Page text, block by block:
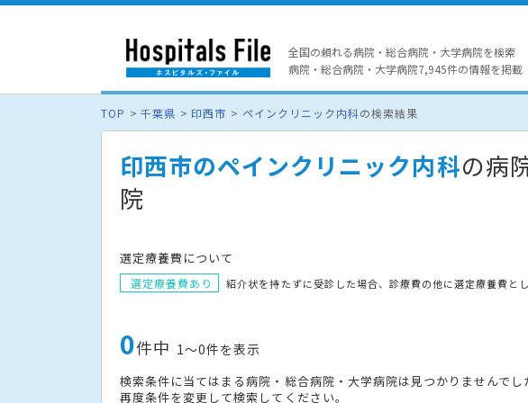
全国の頼れる病院・総合病院・大学病院を検索
病院・総合病院・大学病院7,945件の情報を掲載
TOP 千葉県 印西市 ペインクリニック内科の検索結果
印西市のペインクリニック内科の病
院
選定療養費について
選定療養費あり
紹介状を持たずに受診した場合、診療費の他に選定療養費と
0件中 1〜0件を表示
検索条件に当てはまる病院・総合病院・大学病院は見つかりませんでし
再度条件を変更して検索してください。